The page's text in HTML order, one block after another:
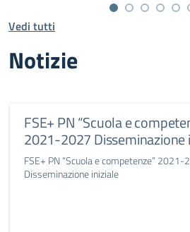
Vedi tutti
Notizie
FSE+ PN “Scuola e
2021-2027 Disseminazione
FSE+ PN “Scuola e competenze” 2021-
Disseminazione iniziale